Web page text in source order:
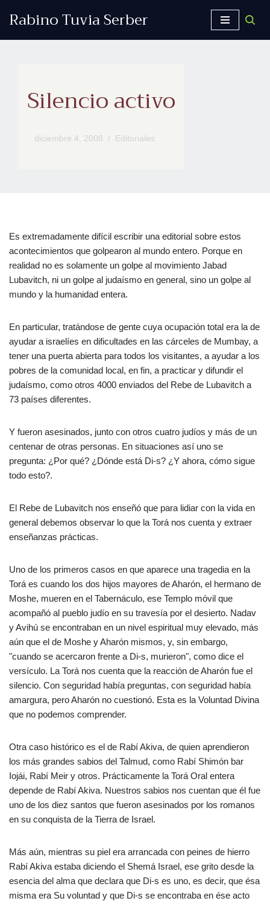
Rabino Tuvia Serber
Silencio activo
diciembre 4, 2008 Editoriales
Es extremadamente difícil escribir una editorial sobre estos
acontecimientos que golpearon al mundo entero. Porque en
realidad no es solamente un golpe al movimiento Jabad
Lubavitch, ni un golpe al judaísmo en general, sino un golpe al
mundo y la humanidad entera.
En particular, tratándose de gente cuya ocupación total era la de
ayudar a israelíes en dificultades en las cárceles de Mumbay, a
tener una puerta abierta para todos los visitantes, a ayudar a los
pobres de la comunidad local, en fin, a practicar y difundir el
judaísmo, como otros 4000 enviados del Rebe de Lubavitch a
73 países diferentes.
Y fueron asesinados, junto con otros cuatro judíos y más de un
centenar de otras personas. En situaciones así uno se
pregunta: ¿Por qué? ¿Dónde está Di-s? ¿Y ahora, cómo sigue
todo esto?.
El Rebe de Lubavitch nos enseñó que para lidiar con la vida en
general debemos observar lo que la Torá nos cuenta y extraer
enseñanzas prácticas.
Uno de los primeros casos en que aparece una tragedia en la
Torá es cuando los dos hijos mayores de Aharón, el hermano de
Moshe, mueren en el Tabernáculo, ese Templo móvil que
acompañó al pueblo judío en su travesía por el desierto. Nadav
y Avihú se encontraban en un nivel espiritual muy elevado, más
aún que el de Moshe y Aharón mismos, y, sin embargo,
"cuando se acercaron frente a Di-s, murieron", como dice el
versículo. La Torá nos cuenta que la reacción de Aharón fue el
silencio. Con seguridad había preguntas, con seguridad había
amargura, pero Aharón no cuestionó. Esta es la Voluntad Divina
que no podemos comprender.
Otra caso histórico es el de Rabí Akiva, de quien aprendieron
los más grandes sabios del Talmud, como Rabí Shimón bar
Iojái, Rabí Meir y otros. Prácticamente la Torá Oral entera
depende de Rabí Akiva. Nuestros sabios nos cuentan que él fue
uno de los diez santos que fueron asesinados por los romanos
en su conquista de la Tierra de Israel.
Más aún, mientras su piel era arrancada con peines de hierro
Rabí Akiva estaba diciendo el Shemá Israel, ese grito desde la
esencia del alma que declara que Di-s es uno, es decir, que ésa
misma era Su voluntad y que Di-s se encontraba en ése acto